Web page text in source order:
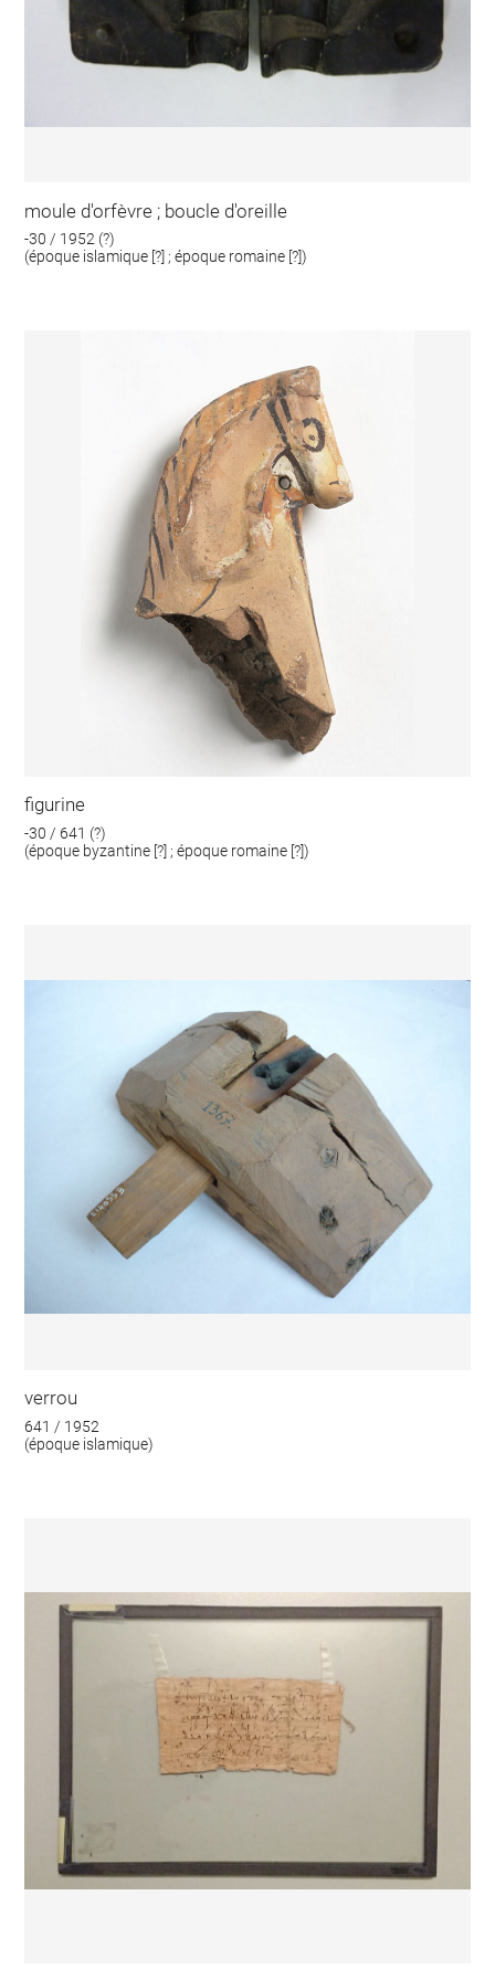
moule d'orfèvre ; boucle d'oreille
-30 / 1952 (?)
(époque islamique [?] ; époque romaine [?])
figurine
-30 / 641 (?)
(époque byzantine [?] ; époque romaine [?])
verrou
641 / 1952
(époque islamique)